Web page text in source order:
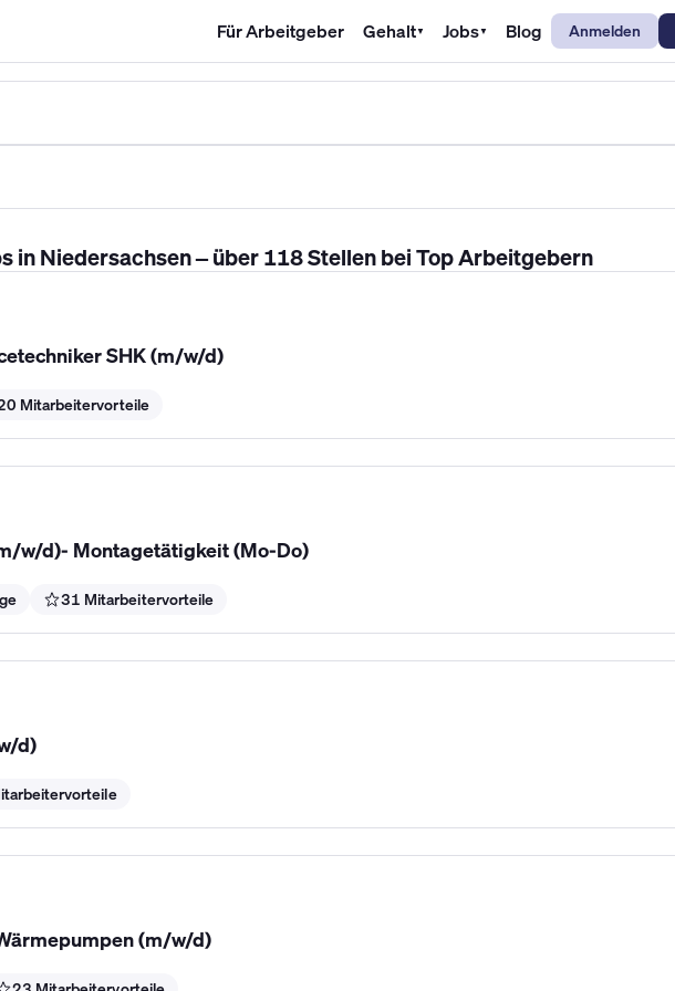
Für Arbeitgeber Gehalt▼ Jobs▼ Blog Anmelden
in Niedersachsen – über 118 Stellen bei Top Arbeitgebern
SHK (m/w/d)
Mitarbeitervorteile
w/d)- Montagetätigkeit (Mo-Do)
31 Mitarbeitervorteile
d)
(m/w/d)